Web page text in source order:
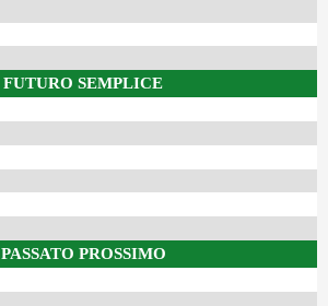
FUTURO SEMPLICE
PASSATO PROSSIMO